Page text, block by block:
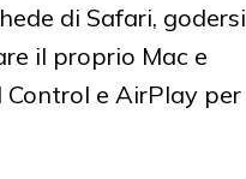
di Safari, godersi
il proprio Mac e
e AirPlay per